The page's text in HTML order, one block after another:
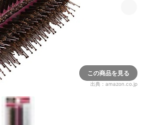
この商品を見る
出典： amazon.co.jp